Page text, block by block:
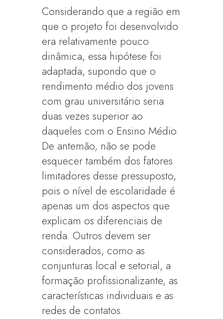
Considerando que a região em
que o projeto foi desenvolvido
era relativamente pouco
dinâmica, essa hipótese foi
adaptada, supondo que o
rendimento médio dos jovens
com grau universitário seria
duas vezes superior ao
daqueles com o Ensino Médio.
De antemão, não se pode
esquecer também dos fatores
limitadores desse pressuposto,
pois o nível de escolaridade é
apenas um dos aspectos que
explicam os diferenciais de
renda. Outros devem ser
considerados, como as
conjunturas local e setorial, a
formação profissionalizante, as
características individuais e as
redes de contatos.